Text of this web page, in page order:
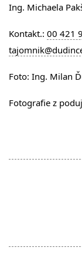
Ing. Michaela
Kontakt.: 00 421
Foto: Ing. Milan
Fotografie z